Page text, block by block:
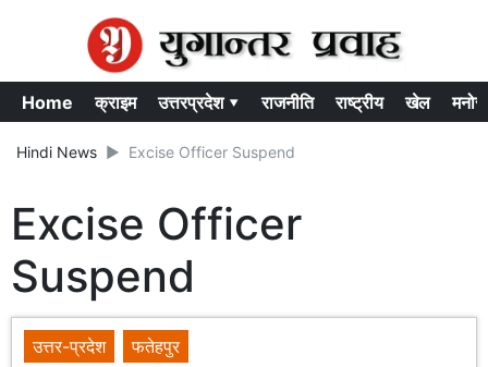
Home क्राइम उत्तरप्रदेश ▾ राजनीति राष्ट्रीय खेल
Hindi News Excise Officer Suspend
Excise Officer
Suspend
उत्तर-प्रदेश
फतेहपुर